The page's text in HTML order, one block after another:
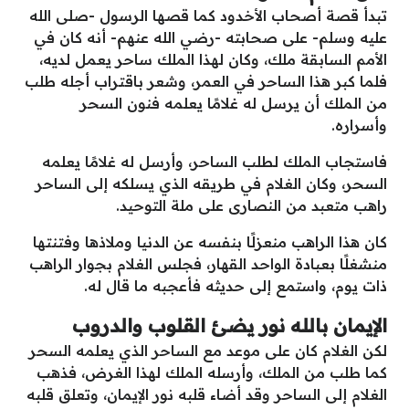
تبدأ قصة أصحاب الأخدود كما قصها الرسول -صلى الله
عليه وسلم- على صحابته -رضي الله عنهم- أنه كان في
الأمم السابقة ملك، وكان لهذا الملك ساحر يعمل لديه،
فلما كبر هذا الساحر في العمر، وشعر باقتراب أجله طلب
من الملك أن يرسل له غلامًا يعلمه فنون السحر
وأسراره.
فاستجاب الملك لطلب الساحر، وأرسل له غلامًا يعلمه
السحر، وكان الغلام في طريقه الذي يسلكه إلى الساحر
راهب متعبد من النصارى على ملة التوحيد.
كان هذا الراهب منعزلًا بنفسه عن الدنيا وملاذها وفتنتها
منشغلًا بعبادة الواحد القهار، فجلس الغلام بجوار الراهب
ذات يوم، واستمع إلى حديثه فأعجبه ما قال له.
الإيمان بالله نور يضئ القلوب والدروب
لكن الغلام كان على موعد مع الساحر الذي يعلمه السحر
كما طلب من الملك، وأرسله الملك لهذا الغرض، فذهب
الغلام إلى الساحر وقد أضاء قلبه نور الإيمان، وتعلق قلبه